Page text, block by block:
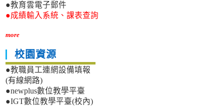
●教育雲電子郵件
●成績輸入系統、課表查詢
more
校園資源
●教職員工連網設備填報
(有線網路)
●newplus數位教學平臺
●IGT數位教學平臺(校內)